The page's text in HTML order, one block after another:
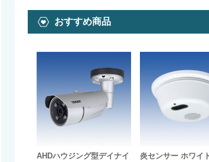
おすすめ商品
AHDハウジング型デイナイ
炎センサー ホワイ